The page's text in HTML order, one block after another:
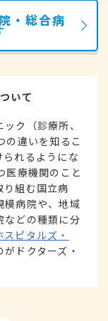
・総合病
いて
ク（診療所、
の違いを知るこ
れるようにな
医療機関のこと
り組む国立病
模病院や、地域
などの種類に分
ピタルズ・
ドクターズ・